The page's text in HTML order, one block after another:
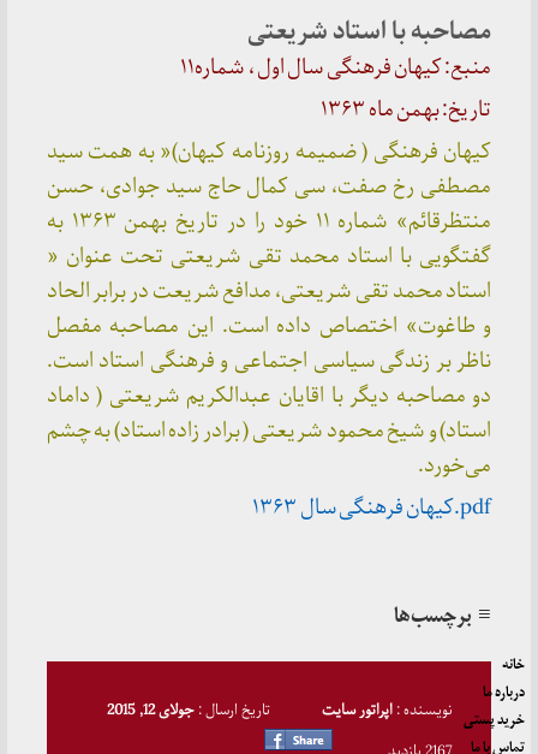
مصاحبه با استاد شریعتی
منبع: کیهان فرهنگی سال اول ، شماره۱۱
تاریخ: بهمن ماه ۱۳۶۳
کیهان فرهنگی ( ضمیمه روزنامه کیهان)«به همت سید
مصطفی رخ صفت، سی کمال حاج سید جوادی، حسن
منتظرقائم» شماره ۱۱ خود را در تاریخ بهمن ۱۳۶۳ به
گفتگویی با استاد محمد تقی شریعتی تحت عنوان «
استاد محمد تقی شریعتی، مدافع شریعت در برابر الحاد
و طاغوت» اختصاص داده است. این مصاحبه مفصل
ناظر بر زندگی سیاسی اجتماعی و فرهنگی استاد است.
دو مصاحبه دیگر با اقایان عبدالکریم شریعتی ( داماد
استاد) و شیخ محمود شریعتی ( برادر زاده استاد) به چشم
می‌خورد.
pdf.کیهان فرهنگی سال ۱۳۶۳
≡ برچسب‌ها
نویسنده :اپراتور سایت تاریخ ارسال :جولای 12, 2015
خانه
درباره ما
خرید پستی